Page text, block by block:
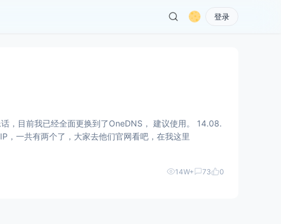
登录
前我已经全面更换到了OneDNS， 建议使用。 14.08.
，一共有两个了，大家去他们官网看吧，在我这里
14W+ 73 0